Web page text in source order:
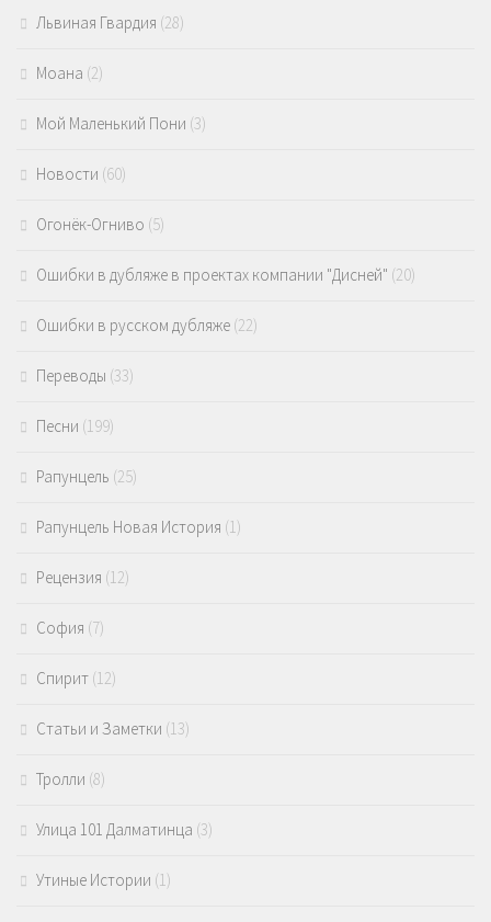
Львиная Гвардия (28)
Моана (2)
Мой Маленький Пони (3)
Новости (60)
Огонёк-Огниво (5)
Ошибки в дубляже в проектах компании "Дисней" (20)
Ошибки в русском дубляже (22)
Переводы (33)
Песни (199)
Рапунцель (25)
Рапунцель Новая История (1)
Рецензия (12)
София (7)
Спирит (12)
Статьи и Заметки (13)
Тролли (8)
Улица 101 Далматинца (3)
Утиные Истории (1)